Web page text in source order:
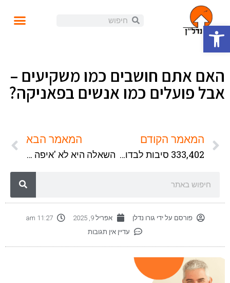
האם אתם חושבים כמו משקיעים –
אבל פועלים כמו אנשים בפאניקה?
המאמר הקודם
333,402 סיבות לבדוק את המשכנתה שלכם היום
המאמר הבא
השאלה היא לא 'איפה הכי רווחי' – אלא 'איפה אתם באמת תצליחו בהשקעות'
פורסם על ידי גורו נדלן אפריל 9, 2025
11:27 am
עדיין אין תגובות
פתח סרגל נגישות